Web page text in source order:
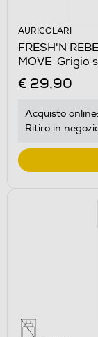
AURICOLARI
FRESH'N
MOVE-Grigio
€ 29,90
Acquisto online:
Ritiro in